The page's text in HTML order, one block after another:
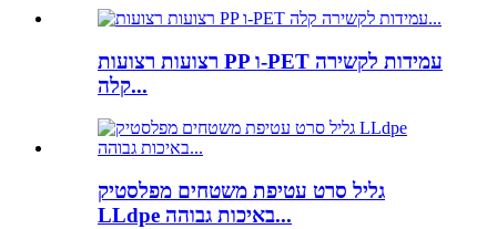
רצועות רצועות PP ו-PET עמידות לקשירה
קלה...
גליל סרט עטיפת משטחים מפלסטיק
LLdpe באיכות גבוהה...